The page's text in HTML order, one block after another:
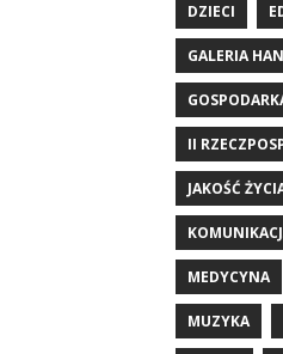
DZIECI
GALERIA
II
JAKOŚĆ
MEDYCYNA
MUZYKA